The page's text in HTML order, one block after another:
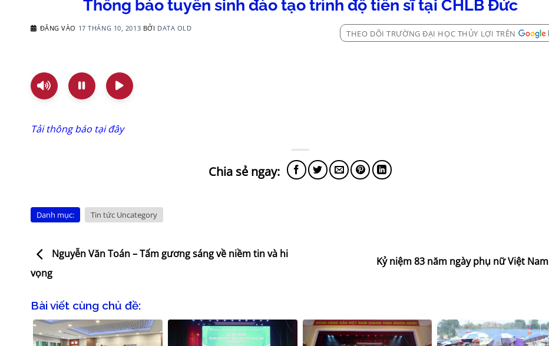
Thông báo tuyển sinh đào tạo trình độ tiến sĩ tại CHLB Đức
ĐĂNG VÀO 17 THÁNG 10, 2013 BỞI DATA OLD
THEO DÕI TRƯỜNG ĐẠI HỌC THỦY LỢI TRÊN
Tải thông báo tại đây
Danh mục: Tin tức Uncategory
Nguyễn Văn Toán – Tấm gương sáng về niềm tin và hi
vọng
Kỷ niệm 83 năm ngày phụ nữ Việt Nam
Bài viết cùng chủ đề: